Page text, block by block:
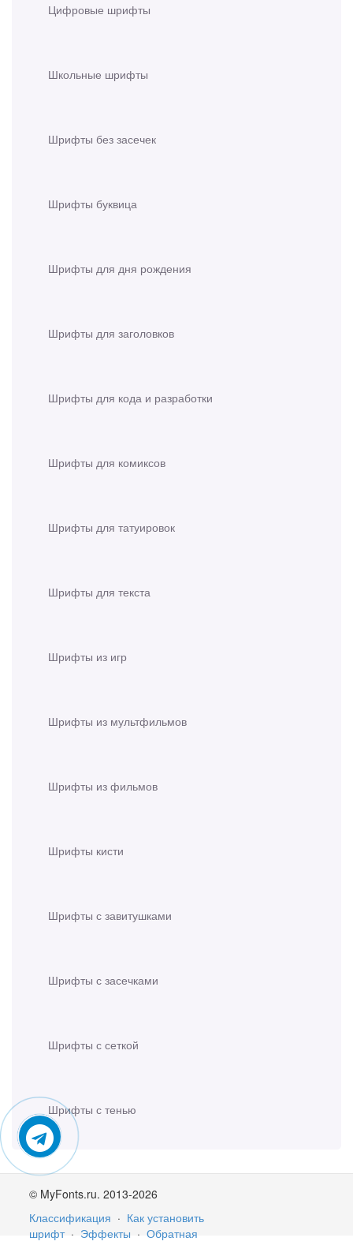
Цифровые шрифты
Школьные шрифты
Шрифты без засечек
Шрифты буквица
Шрифты для дня рождения
Шрифты для заголовков
Шрифты для кода и разработки
Шрифты для комиксов
Шрифты для татуировок
Шрифты для текста
Шрифты из игр
Шрифты из мультфильмов
Шрифты из фильмов
Шрифты кисти
Шрифты с завитушками
Шрифты с засечками
Шрифты с сеткой
Шрифты с тенью
© MyFonts.ru. 2013-2026
Классификация · Как установить
шрифт · Эффекты · Обратная